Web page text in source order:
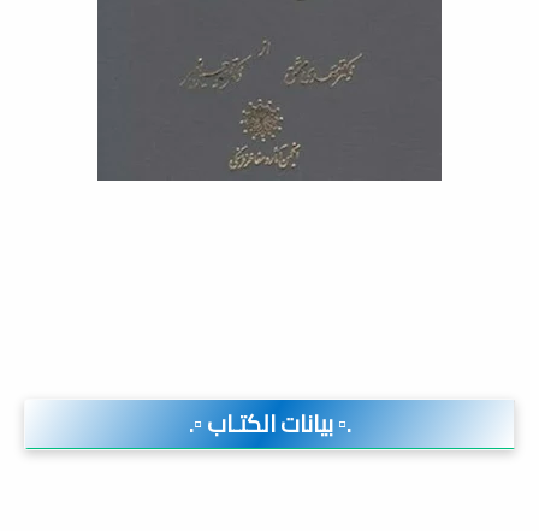
.▫️ بيانات الكتـاب ▫️.